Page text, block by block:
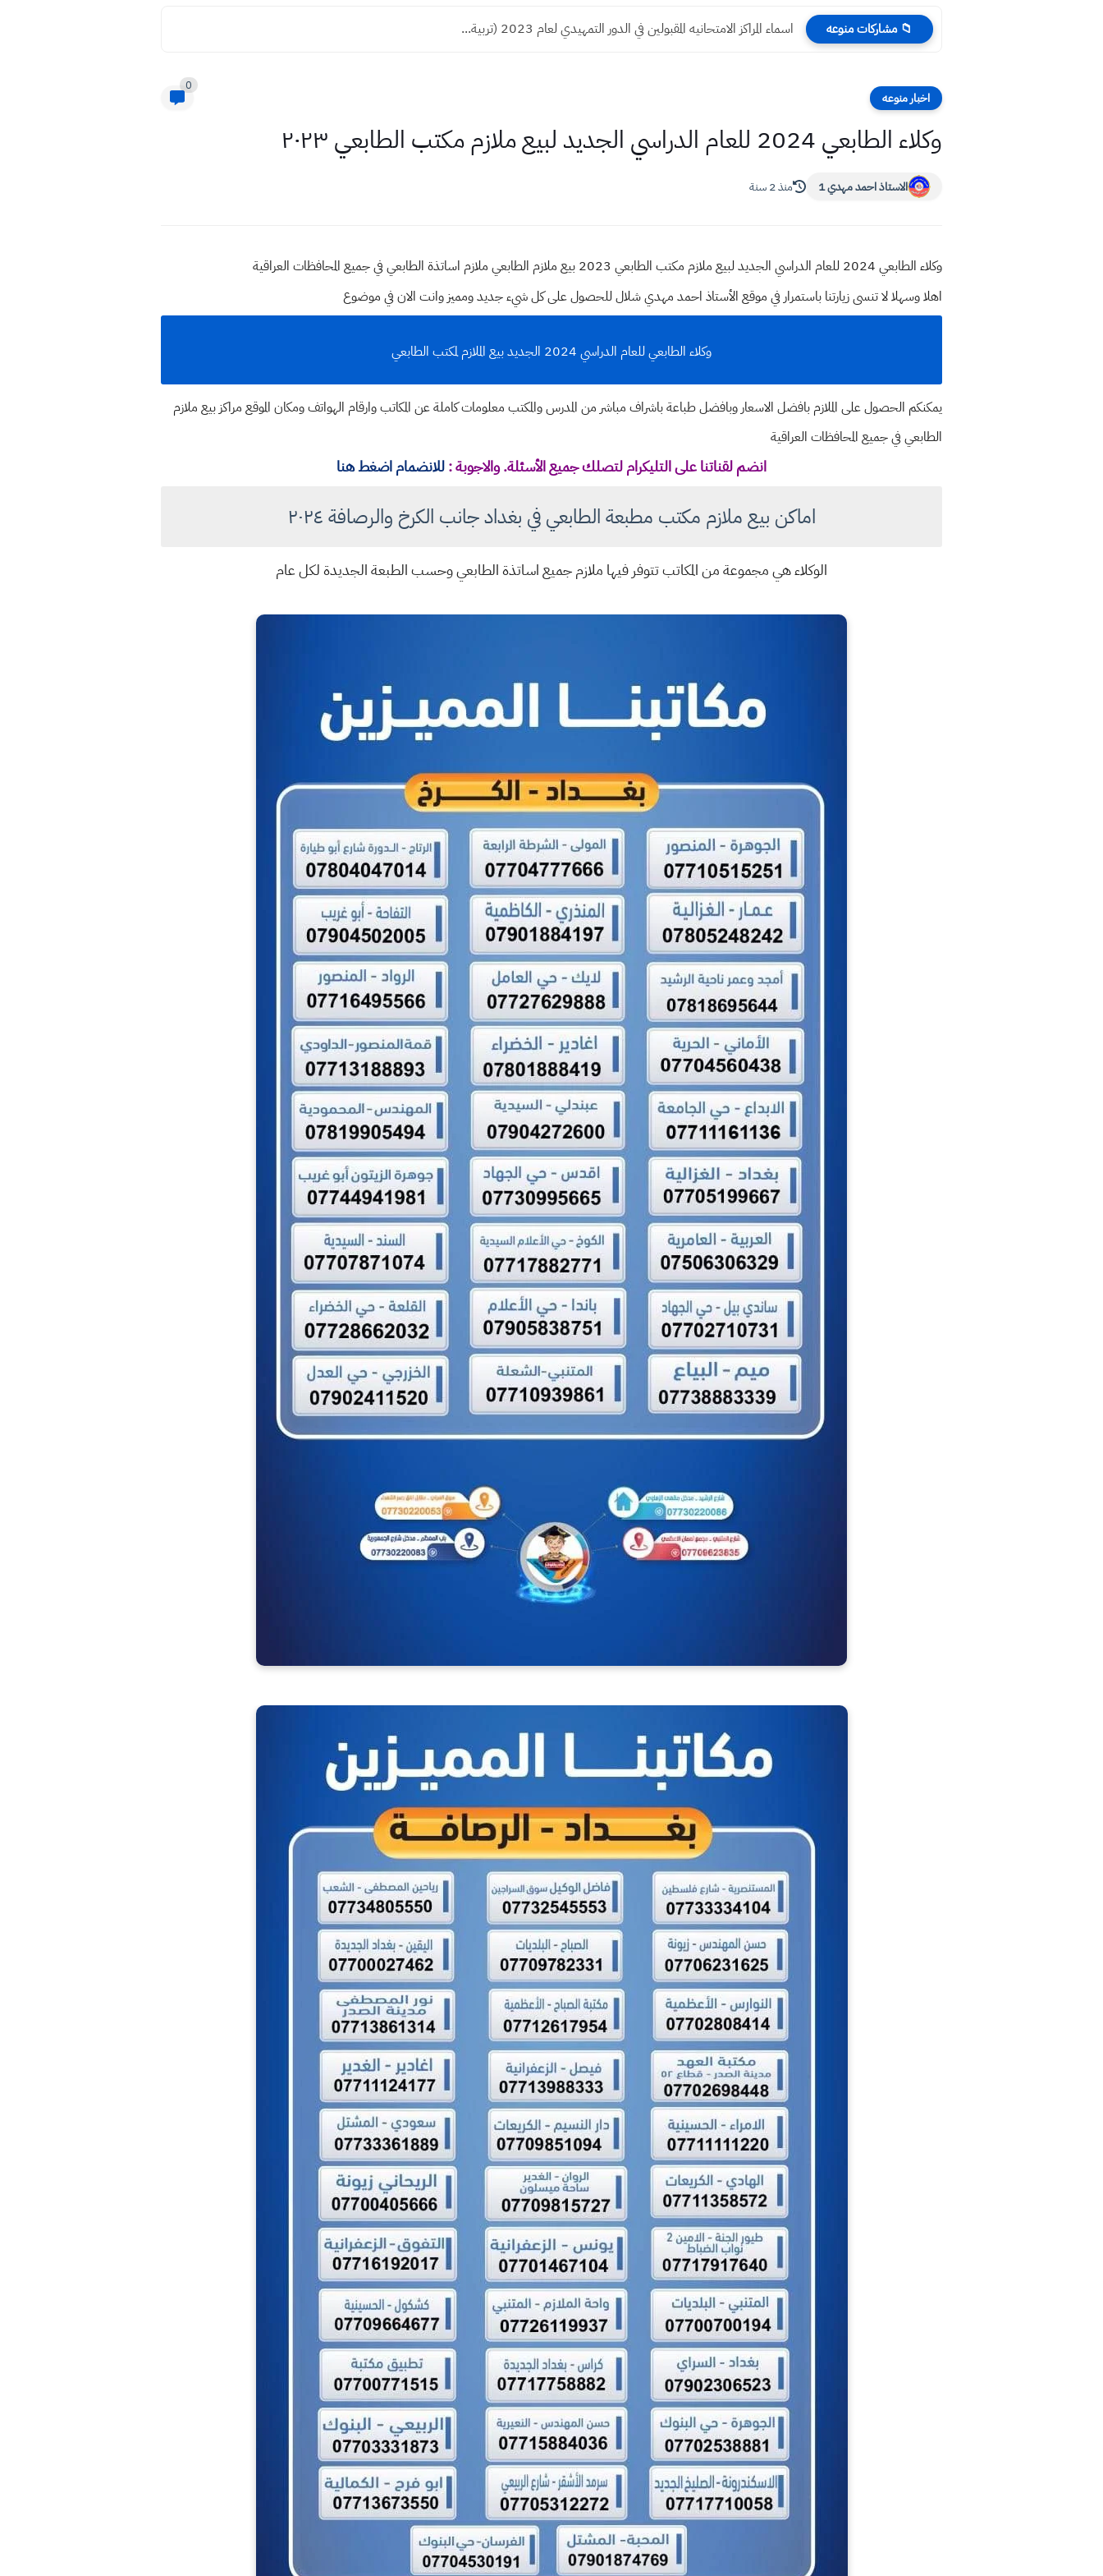
📁 مشاركات منوعه اسماء المراكز الامتحانيه المقبولين في الدور التمهيدي لعام 2023 (تربية...
اخبار منوعه
0
وكلاء الطابعي 2024 للعام الدراسي الجديد لبيع ملازم مكتب الطابعي ٢٠٢٣
الاستاذ احمد مهدي 1 منذ 2 سنة
وكلاء الطابعي 2024 للعام الدراسي الجديد لبيع ملازم مكتب الطابعي 2023 بيع ملازم الطابعي ملازم اساتذة الطابعي في جميع المحافظات العراقية
اهلا وسهلالا تنسى زيارتنا باستمرار في موقع الأستاذ احمد مهدي شلال للحصول على كل شيء جديد ومميز وانت الان في موضوع
وكلاء الطابعي للعام الدراسي 2024 الجديد بيع الملازم لمكتب الطابعي
يمكنكم الحصول على الملازم بافضل الاسعار وبافضل طباعة باشراف مباشر من المدرس والمكتب معلومات كاملة عن المكاتب وارقام الهواتف ومكان الموقع مراكز بيع ملازم
الطابعي في جميع المحافظات العراقية
انضم لقناتنا على التليكرام لتصلك جميع الأسئلة. والاجوبة :للانضمام اضغط هنا
اماكن بيع ملازم مكتب مطبعة الطابعي في بغداد جانب الكرخ والرصافة ٢٠٢٤
الوكلاء هي مجموعة من المكاتب تتوفر فيها ملازم جميع اساتذة الطابعي وحسب الطبعة الجديدة لكل عام